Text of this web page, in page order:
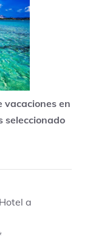
vacaciones en
seleccionado
a